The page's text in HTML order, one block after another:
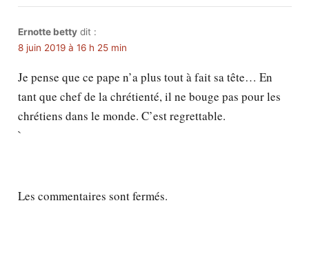
Ernotte betty dit :
8 juin 2019 à 16 h 25 min
Je pense que ce pape n’a plus tout à fait sa tête… En
tant que chef de la chrétienté, il ne bouge pas pour les
chrétiens dans le monde. C’est regrettable.
`
Les commentaires sont fermés.